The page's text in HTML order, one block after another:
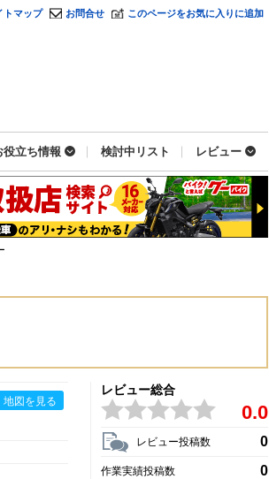
トマップ お問合せ このページをお気に入りに追加
役立ち情報 検討中リスト レビュー
地図を見る
レビュー総合
0.0
レビュー投稿数 0
作業実績投稿数 0